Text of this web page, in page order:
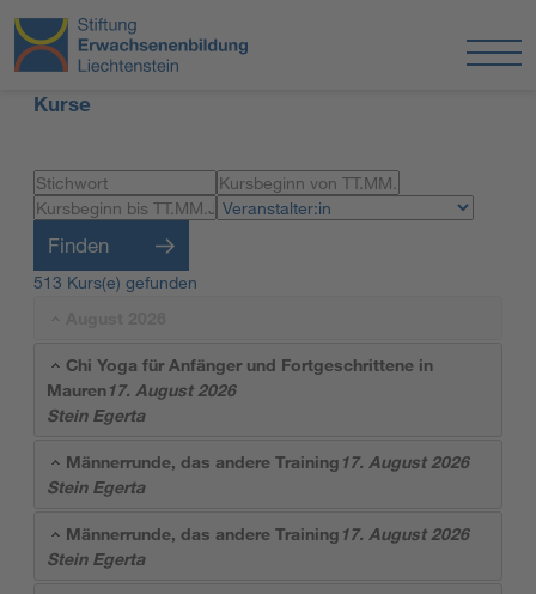
Kurse
Finden
513 Kurs(e) gefunden
Chi Yoga für Anfänger und Fortgeschrittene in
Mauren17. August 2026
Stein Egerta
Männerrunde, das andere Training 17. August 2026
Stein Egerta
Männerrunde, das andere Training 17. August 2026
Stein Egerta